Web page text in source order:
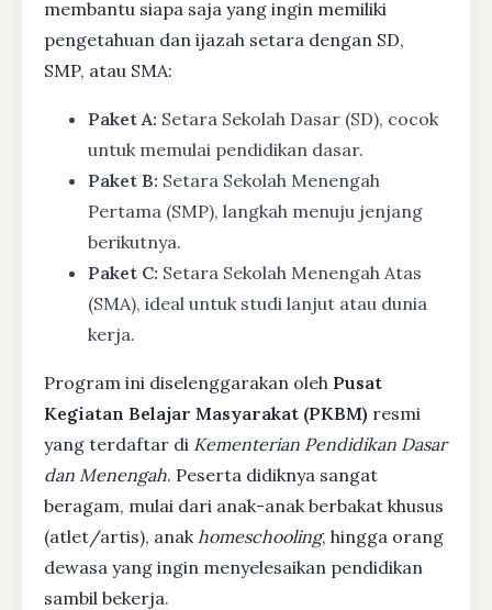
membantu siapa saja yang ingin memiliki
pengetahuan dan ijazah setara dengan SD,
SMP, atau SMA:
Paket A: Setara Sekolah Dasar (SD), cocok
untuk memulai pendidikan dasar.
Paket B: Setara Sekolah Menengah
Pertama (SMP), langkah menuju jenjang
berikutnya.
Paket C: Setara Sekolah Menengah Atas
(SMA), ideal untuk studi lanjut atau dunia
kerja.
Program ini diselenggarakan oleh Pusat
Kegiatan Belajar Masyarakat (PKBM) resmi
yang terdaftar di Kementerian Pendidikan Dasar
dan Menengah. Peserta didiknya sangat
beragam, mulai dari anak-anak berbakat khusus
(atlet/artis), anakhomeschooling, hingga orang
dewasa yang ingin menyelesaikan pendidikan
sambil bekerja.